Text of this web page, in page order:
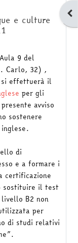
e culture
9 del
Carlo, 32) ,
effettuerà il
per gli
avviso
sostenere
di
e a formare i
certificazione
sostituire il test
B2 non
per
di studi relativi